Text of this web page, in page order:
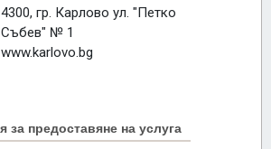
4300, гр. Карлово ул. "Петко
Събев" № 1
www.karlovo.bg